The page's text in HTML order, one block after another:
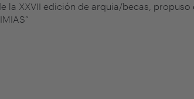
la XXVII edición de arquia/becas,